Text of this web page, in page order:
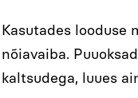
Kasutades looduse
nõiavaiba.
kaltsudega, luues